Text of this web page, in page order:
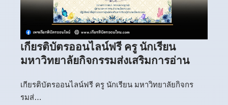
เกียรติบัตรออนไลน์ฟรี ครู นักเรียน
มหาวิทยาลัยกิจกรรมส่งเสริมการอ่าน
เกียรติบัตรออนไลน์ฟรี ครู นักเรียน มหาวิทยาลัยกิจกร
รมส่…